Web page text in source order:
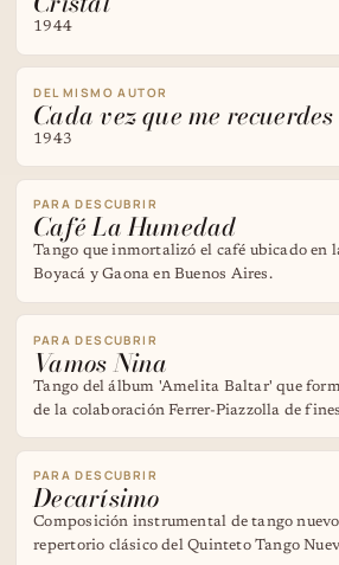
1944
DEL MISMO AUTOR
Cada vez que me recuerdes
1943
PARA DESCUBRIR
Café La Humedad
Tango que inmortalizó el café ubicado en
Boyacá y Gaona en Buenos Aires.
PARA DESCUBRIR
Vamos Nina
Tango del álbum 'Amelita Baltar' que
de la colaboración Ferrer-Piazzolla de
PARA DESCUBRIR
Decarísimo
Composición instrumental de tango
repertorio clásico del Quinteto Tango